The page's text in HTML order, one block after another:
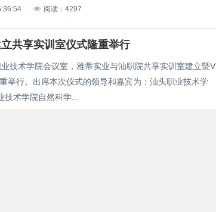
阅读：4297
共享实训室仪式隆重举行
技术学院会议室，雅蒂实业与汕职院共享实训室建立暨V
举行。出席本次仪式的领导和嘉宾为：汕头职业技术学
术学院自然科学...